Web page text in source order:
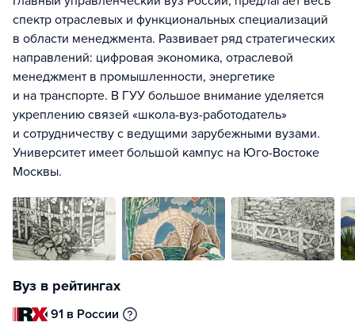
спектр отраслевых и функциональных специализаций
в области менеджмента. Развивает ряд стратегических
направлений: цифровая экономика, отраслевой
менеджмент в промышленности, энергетике
и на транспорте. В ГУУ большое внимание уделяется
укреплению связей «школа-вуз-работодатель»
и сотрудничеству с ведущими зарубежными вузами.
Университет имеет большой кампус на Юго-Востоке
Москвы.
Вуз в рейтингах
91 в России